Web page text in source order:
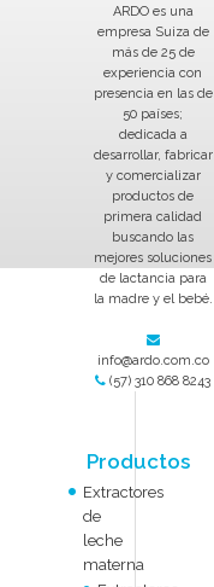
ARDO es una
empresa Suiza de
más de 25 de
experiencia con
presencia en las de
50 países;
dedicada a
desarrollar, fabricar
y comercializar
productos de
primera calidad
buscando las
mejores soluciones
de lactancia para
la madre y el bebé.
info@ardo.com.co
(57) 310 868 8243
Productos
Extractores
de
leche
materna